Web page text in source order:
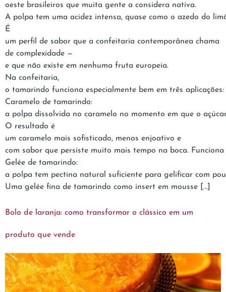
oeste brasileiros que muita gente a considera nativa.
A polpa tem uma acidez intensa, quase como o azedo do
É
um perfil de sabor que a confeitaria contemporânea chama
de complexidade —
e que não existe em nenhuma fruta europeia.
Na confeitaria,
o tamarindo funciona especialmente bem em três aplicações:
Caramelo de tamarindo:
a polpa dissolvida no caramelo no momento em que o
O resultado é
um caramelo mais sofisticado, menos enjoativo e
com sabor que persiste muito mais tempo na boca.
Gelée de tamarindo:
a polpa tem pectina natural suficiente para gelificar com
Uma gelée fina de tamarindo como insert em mousse […]
Bolo de laranja: como transformar o clássico em um
produto que vende